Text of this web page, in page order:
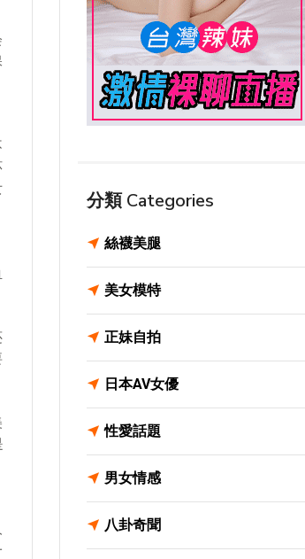
分類 Categories
絲襪美腿
美女模特
正妹自拍
日本AV女優
性愛話題
男女情感
八卦奇聞